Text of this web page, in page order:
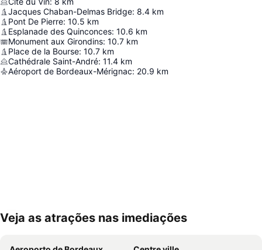
Jacques Chaban-Delmas Bridge: 8.4 km
Pont De Pierre: 10.5 km
Esplanade des Quinconces: 10.6 km
Monument aux Girondins: 10.7 km
Place de la Bourse: 10.7 km
Cathédrale Saint-André: 11.4 km
Aéroport de Bordeaux-Mérignac: 20.9 km
Ampliar mapa
Veja as atrações nas imediações